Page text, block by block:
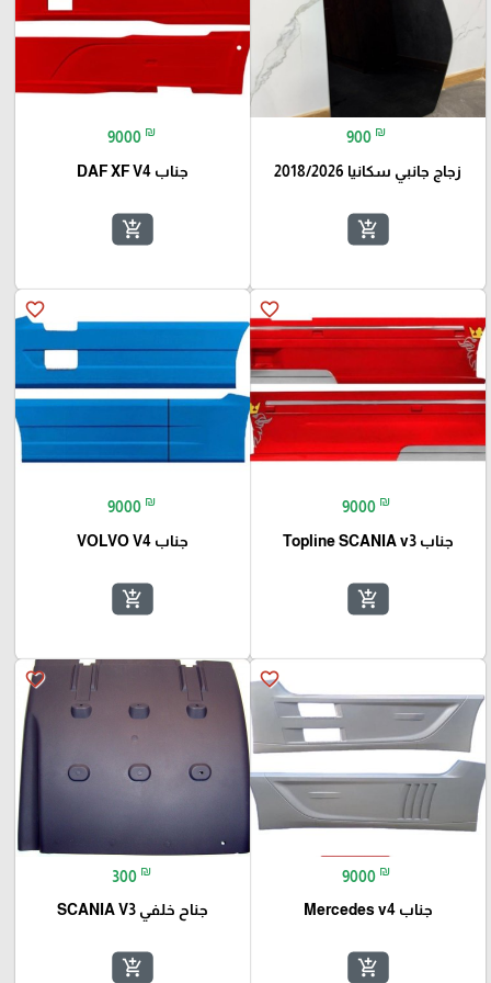
900 ₪
زجاج جانبي سكانيا 2018/2026
add_shopping_cart
9000 ₪
جناب DAF XF V4
add_shopping_cart
favorite_border
9000 ₪
جناب Topline SCANIA v3
add_shopping_cart
favorite_border
9000 ₪
جناب VOLVO V4
add_shopping_cart
favorite_border
9000 ₪
جناب Mercedes v4
add_shopping_cart
favorite_border
300 ₪
جناح خلفي SCANIA V3
add_shopping_cart